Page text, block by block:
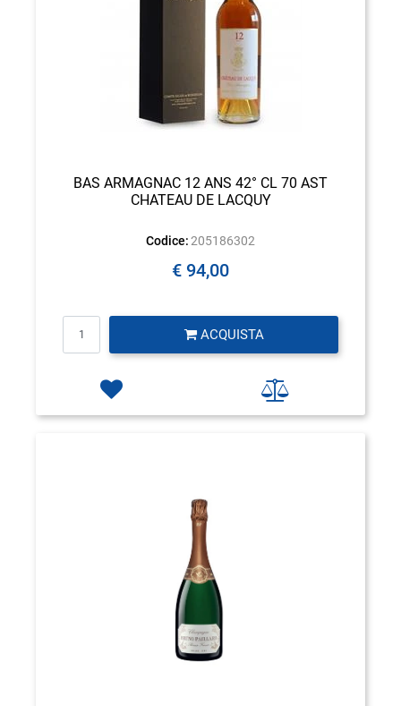
BAS ARMAGNAC 12 ANS 42° CL 70 AST
CHATEAU DE LACQUY
Codice: 205186302
€ 94,00
ACQUISTA